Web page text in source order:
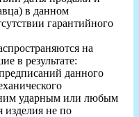
в данном
гарантийного
на
в результате:
данного
ударным или любым
не по